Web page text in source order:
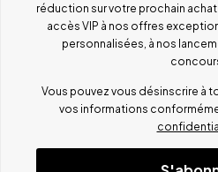
réduction sur votre prochain
accès VIP à nos offres
personnalisées, à nos
Vous pouvez vous désinscrire à
vos informations